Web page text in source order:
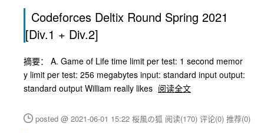
Codeforces Deltix Round Spring 2021
[Div.1 + Div.2]
摘要： A. Game of Life time limit per test: 1 second memor
y limit per test: 256 megabytes input: standard input output:
standard output William really likes 阅读全文
posted @ 2021-06-01 15:22 桜風の狐 阅读(170) 评论(0) 推荐(0)